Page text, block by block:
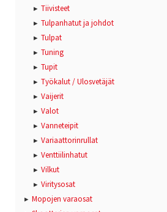
Tiivisteet
Tulpanhatut ja johdot
Tulpat
Tuning
Tupit
Työkalut / Ulosvetäjät
Vaijerit
Valot
Vanneteipit
Variaattorinrullat
Venttiilinhatut
Vilkut
Viritysosat
Mopojen varaosat